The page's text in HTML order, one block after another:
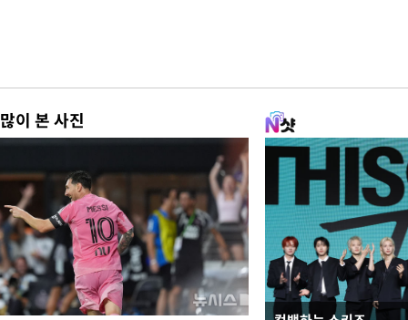
많이 본 사진